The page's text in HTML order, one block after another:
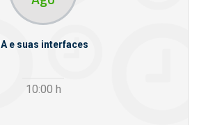
IA e suas interfaces
10:00 h